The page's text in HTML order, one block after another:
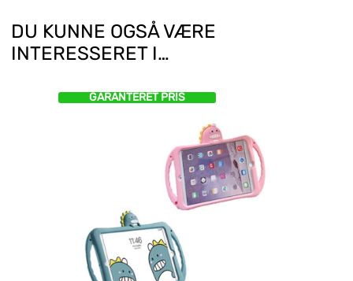
DU KUNNE OGSÅ VÆRE
INTERESSERET I…
GARANTERET PRIS